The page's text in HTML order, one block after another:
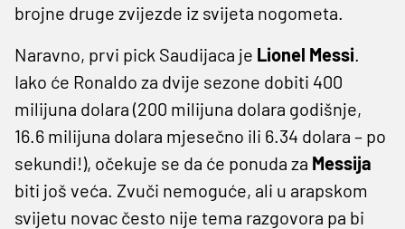
brojne druge zvijezde iz svijeta nogometa.
Naravno, prvi pick Saudijaca je Lionel Messi.
Iako će Ronaldo za dvije sezone dobiti 400
milijuna dolara (200 milijuna dolara godišnje,
16.6 milijuna dolara mjesečno ili 6.34 dolara – po
sekundi!), očekuje se da će ponuda za Messija
biti još veća. Zvuči nemoguće, ali u arapskom
svijetu novac često nije tema razgovora pa bi